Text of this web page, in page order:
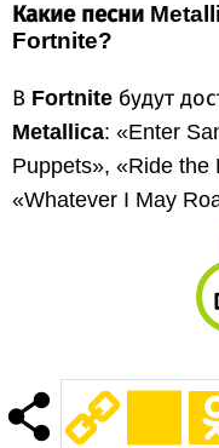
Какие песни
Fortnite?
В Fortnite будут
Metallica: «Enter
Puppets», «Ride the
«Whatever I May